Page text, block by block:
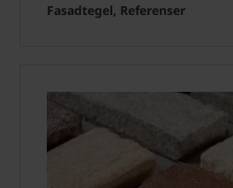
Fasadtegel, Referenser